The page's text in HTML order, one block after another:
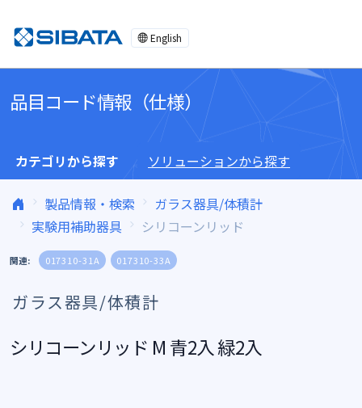
English
品目コード情報（仕様）
カテゴリから探す ソリューションから探す
製品情報・検索
ガラス器具/体積計
実験用補助器具
シリコーンリッド
関連: 017310-31A 017310-33A
ガラス器具/体積計
シリコーンリッド M 青2入 緑2入